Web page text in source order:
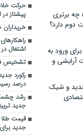
برتری
دارد؟
ورود به
آرایشی و
و شیک
حرکت
پیشتاز
اشتغال
تشخیص
درصد
رشد
جدید
قیمت طلا
جدید